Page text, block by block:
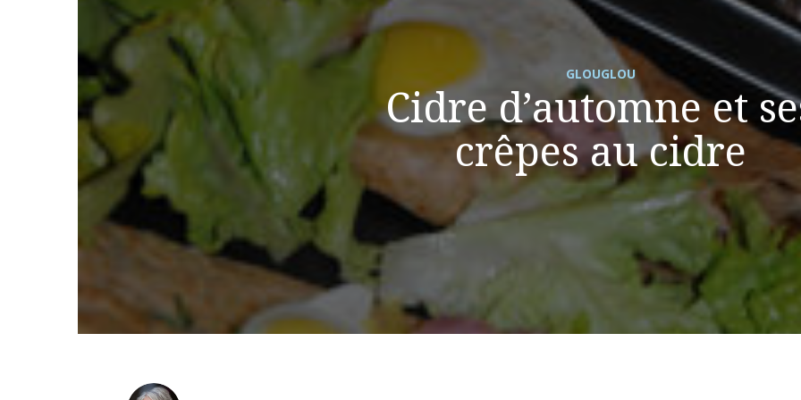
GLOUGLOU
Cidre d’automne et
crêpes au cidre